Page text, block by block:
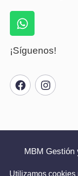
¡Síguenos!
MBM Gestión
Utilizamos cookies